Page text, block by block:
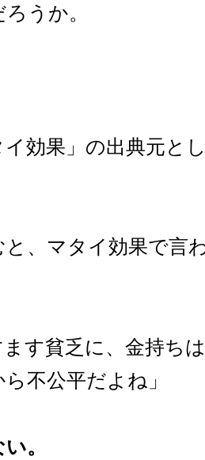
うか。
効果」の出典元と
と、マタイ効果で言
ます貧乏に、金持ち
不公平だよね」
。